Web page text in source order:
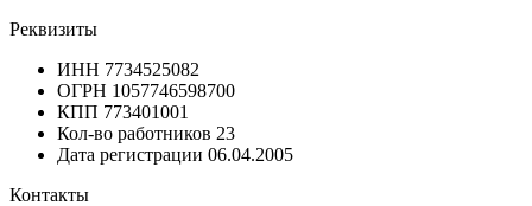
Реквизиты
ИНН 7734525082
ОГРН 1057746598700
КПП 773401001
Кол-во работников 23
Дата регистрации 06.04.2005
Контакты